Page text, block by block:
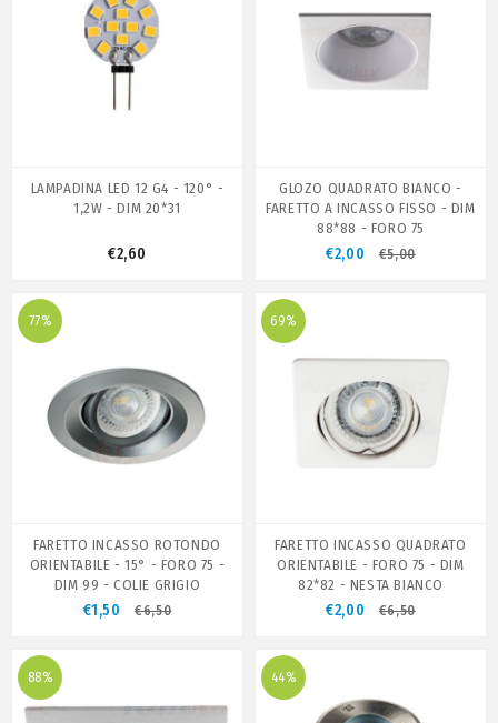
LAMPADINA LED 12 G4 - 120° -
1,2W - DIM 20*31
€2,60
GLOZO QUADRATO BIANCO -
FARETTO A INCASSO FISSO - DIM
88*88 - FORO 75
€2,00 €5,00
77%
FARETTO INCASSO ROTONDO
ORIENTABILE - 15° - FORO 75 -
DIM 99 - COLIE GRIGIO
€1,50 €6,50
69%
FARETTO INCASSO QUADRATO
ORIENTABILE - FORO 75 - DIM
82*82 - NESTA BIANCO
€2,00 €6,50
88% 44%